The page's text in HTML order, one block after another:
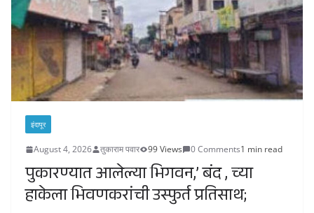
इंदापूर
August 4, 2026 तुकाराम पवार 99 Views 0 Comments1 min read
पुकारण्यात आलेल्या भिगवन,’ बंद , च्या
हाकेला भिवणकरांची उस्फुर्त प्रतिसाथ;